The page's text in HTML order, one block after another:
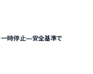
時停止—安全基準で